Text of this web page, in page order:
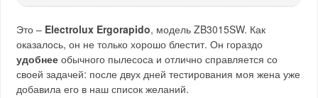
Это – Electrolux Ergorapido, модель ZB3015SW. Как
оказалось, он не только хорошо блестит. Он гораздо
удобнее обычного пылесоса и отлично справляется со
своей задачей: после двух дней тестирования моя жена уже
добавила его в наш список желаний.